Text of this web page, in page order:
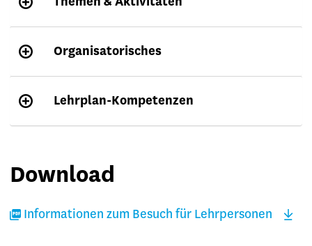
Organisatorisches
Lehrplan-Kompetenzen
Download
Informationen zum Besuch für Lehrpersonen